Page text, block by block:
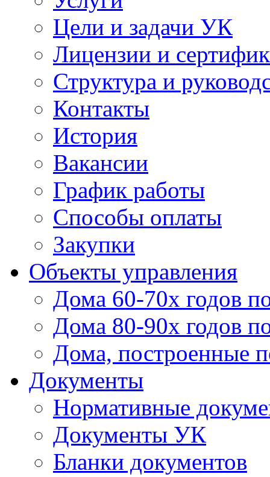
Цели и задачи УК
Лицензии и
Структура и
Контакты
История
Вакансии
График работы
Способы оплаты
Закупки
Объекты управления
Дома 60-70х годов
Дома 80-90х годов
Дома, построенные
Документы
Нормативные
Документы УК
Бланки документов